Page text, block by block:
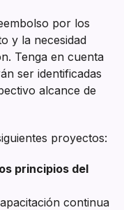
por los
y la necesidad
Tenga en cuenta
ser identificadas
alcance de
proyectos:
principios del
continua